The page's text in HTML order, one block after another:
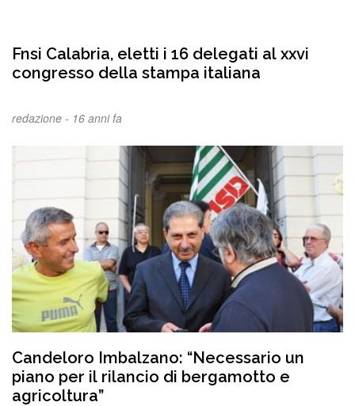
Fnsi Calabria, eletti i 16 delegati al xxvi
congresso della stampa italiana
redazione - 16 anni fa
Candeloro Imbalzano: “Necessario un
piano per il rilancio di bergamotto e
agricoltura”